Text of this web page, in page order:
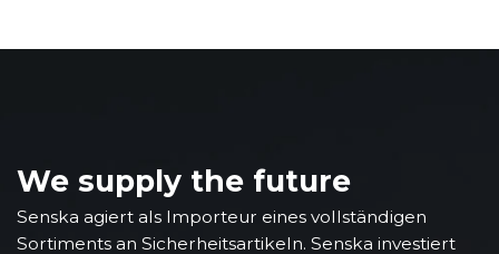
We supply the future
Senska agiert als Importeur eines vollständigen
Sortiments an Sicherheitsartikeln. Senska investiert